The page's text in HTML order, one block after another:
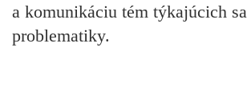
a komunikáciu tém týkajúcich sa
problematiky.